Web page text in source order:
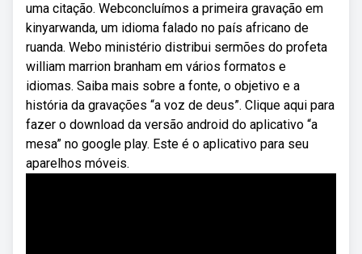
uma citação. Webconcluímos a primeira gravação em
kinyarwanda, um idioma falado no país africano de
ruanda. Webo ministério distribui sermões do profeta
william marrion branham em vários formatos e
idiomas. Saiba mais sobre a fonte, o objetivo e a
história da gravações “a voz de deus”. Clique aqui para
fazer o download da versão android do aplicativo “a
mesa” no google play. Este é o aplicativo para seu
aparelhos móveis.